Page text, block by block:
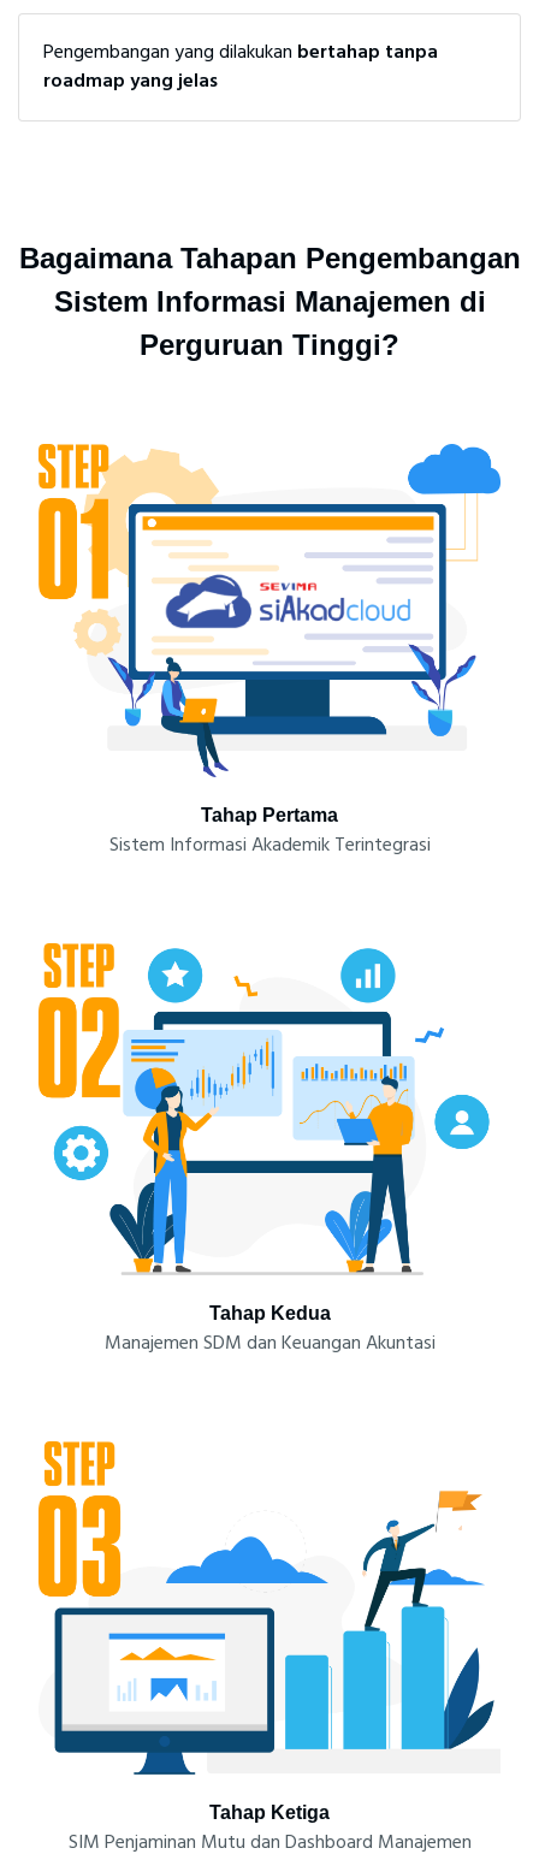
Pengembangan yang dilakukan bertahap tanpa
roadmap yang jelas
Bagaimana Tahapan Pengembangan
Sistem Informasi Manajemen di
Perguruan Tinggi?
Tahap Pertama
Sistem Informasi Akademik Terintegrasi
Tahap Kedua
Manajemen SDM dan Keuangan Akuntasi
Tahap Ketiga
SIM Penjaminan Mutu dan Dashboard Manajemen